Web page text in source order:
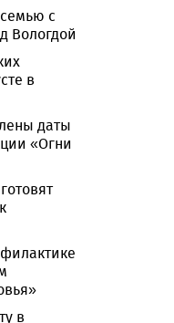
с
Вологдой
в
даты
«Огни
в